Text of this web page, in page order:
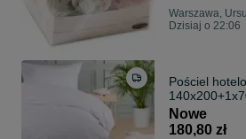
Warszawa,
Dzisiaj o 22:06
Pościel
1cm
Nowe
180,80 zł